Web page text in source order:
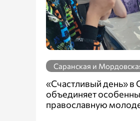
Саранская и
«Счастливый день» в
объединяет
православную